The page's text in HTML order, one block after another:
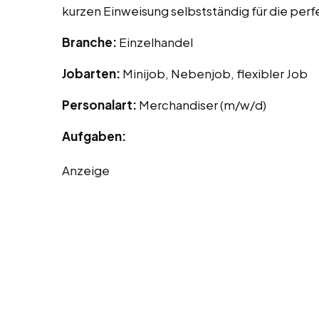
kurzen Einweisung selbstständig für die
Branche: Einzelhandel
Jobarten: Minijob, Nebenjob, flexibler Job
Personalart: Merchandiser (m/w/d)
Aufgaben:
Anzeige